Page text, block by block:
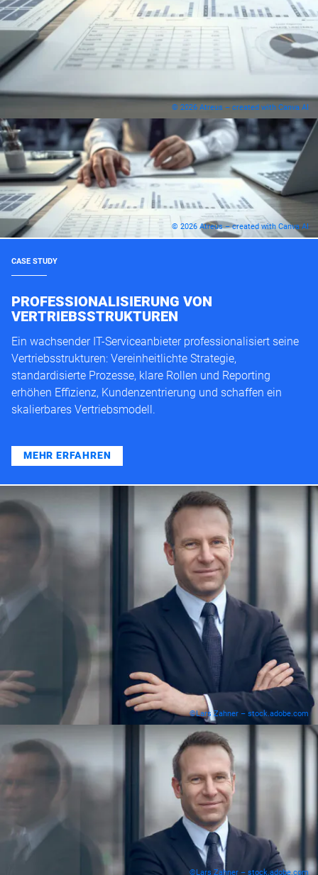
© 2026 Atreus – created with Canva AI
© 2026 Atreus – created with Canva AI
CASE STUDY
PROFESSIONALISIERUNG VON
VERTRIEBSSTRUKTUREN
Ein wachsender IT-Serviceanbieter professionalisiert seine
Vertriebsstrukturen: Vereinheitlichte Strategie,
standardisierte Prozesse, klare Rollen und Reporting
erhöhen Effizienz, Kundenzentrierung und schaffen ein
skalierbares Vertriebsmodell.
MEHR ERFAHREN
©Lars Zahner – stock.adobe.com
©Lars Zahner – stock.adobe.com